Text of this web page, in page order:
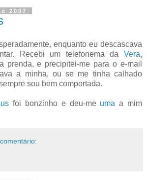
2007
enquanto eu descascava
Recebi um telefonema da Vera,
prenda, e precipitei-me para o e-mail
a minha, ou se me tinha calhado
sou bem comportada.
foi bonzinho e deu-me uma a mim